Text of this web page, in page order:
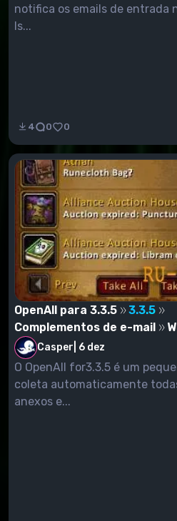
notifica os emails de entrada
Is...
4 0 0
OpenAll para 3.3.5
3.3.5
Complementos de e-mail
Casper 6 dez
O OpenAll for3.3.5 é um
coleta automaticamente
anexos e...